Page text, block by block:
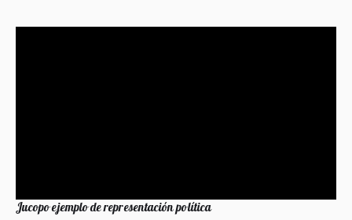
Jucopo ejemplo de representación política